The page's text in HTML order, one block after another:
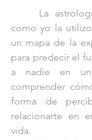
como yo la
un mapa de la
para predecir el
a nadie en
comprender
forma de
relacionarte en
vida.